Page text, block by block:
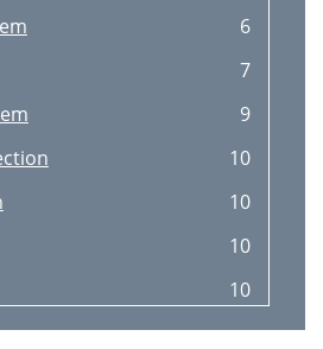
6
7
9
10
10
10
10
11